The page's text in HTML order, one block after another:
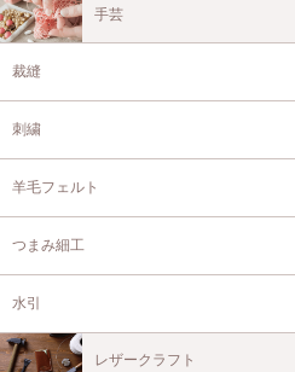
手芸
裁縫
刺繍
羊毛フェルト
つまみ細工
水引
レザークラフト